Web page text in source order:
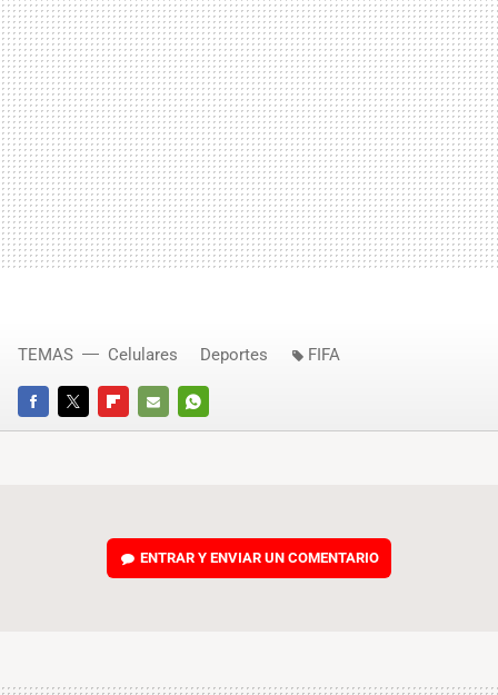
FACEBOOKTWITTERFLIPBOARD
E-
WHATSAPP
TEMAS Celulares Deportes FIFA
ENTRAR Y ENVIAR UN COMENTARIO